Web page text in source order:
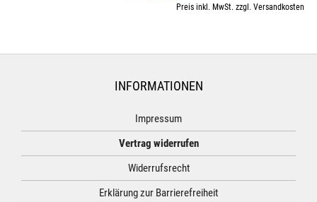
Preis inkl. MwSt. zzgl. Versandkosten
INFORMATIONEN
Impressum
Vertrag widerrufen
Widerrufsrecht
Erklärung zur Barrierefreiheit